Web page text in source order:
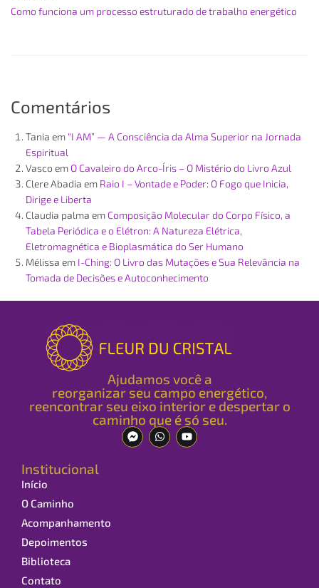
Como funciona um processo estruturado de trabalho energético
Comentários
Tania em “I AM” — A Consciência da Alma Superior na Jornada
Espiritual
Vasco em O Cavaleiro do Arco-Íris – O Mistério do Livro Azul
Clere Abadia em Raio I – Vontade e Poder: O Fogo que Inicia,
Dirige e Liberta
Claudia palma em Composição Molecular do Corpo Físico, a
Tabela Periódica e o Elétron: A Natureza Elétrica,
Eletromagnética e Bioplasmática do Ser Humano
Mélissa em I-Ching: O Livro das Mutações e Sua Relevância na
Tomada de Decisões e Autoconhecimento
Ajudamos você a
reorganizar seu campo energético,
reencontrar seu eixo interior e despertar o
caminho que é só seu.
Institucional
Início
O Caminho
Acompanhamento
Depoimentos
Biblioteca
Contato